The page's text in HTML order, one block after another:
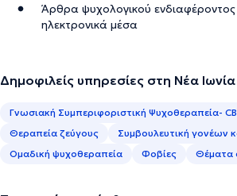
Άρθρα ψυχολογικού
ηλεκτρονικά μέσα
Δημοφιλείς υπηρεσίες στη Νέα Ιωνία
Γνωσιακή Συμπεριφοριστική Ψυχοθεραπεία-
Θεραπεία ζεύγους
Συμβουλευτική γονέων
Ομαδική ψυχοθεραπεία
Φοβίες Θέματα